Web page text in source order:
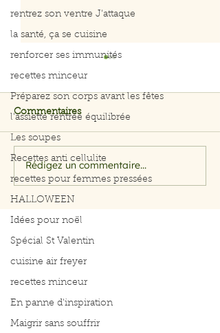
rentrez son ventre J'attaque
la santé, ça se cuisine
renforcer ses immunités
recettes minceur
Préparez son corps avant les fêtes
l'assiette rentrée équilibrée
Les soupes
Recettes anti cellulite
recettes pour femmes pressées
HALLOWEEN
Idées pour noël
Spécial St Valentin
cuisine air freyer
recettes minceur
En panne d'inspiration
Maigrir sans souffrir
Filet de saumon aux
herbes et citron
Commentaires
Rédigez un commentaire...